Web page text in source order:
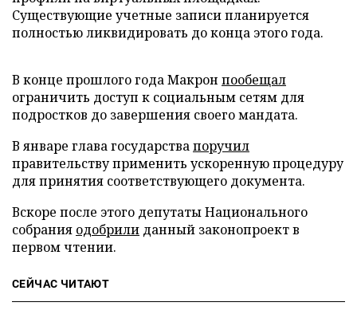
Существующие учетные записи планируется
полностью ликвидировать до конца этого года.
В конце прошлого года Макрон пообещал
ограничить доступ к социальным сетям для
подростков до завершения своего мандата.
В январе глава государствапоручил
правительству применить ускоренную процедуру
для принятия соответствующего документа.
Вскоре после этого депутаты Национального
собрания одобрили данный законопроект в
первом чтении.
СЕЙЧАС ЧИТАЮТ